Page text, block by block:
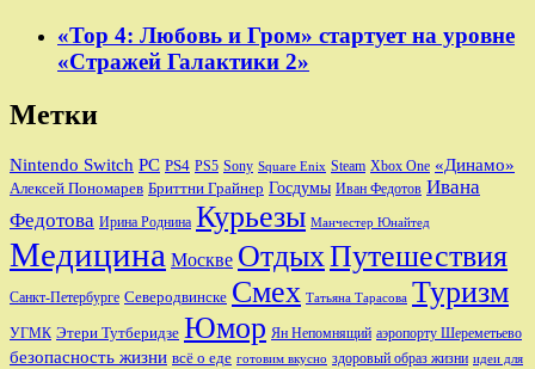
«Тор 4: Любовь и Гром» стартует на уровне
«Стражей Галактики 2»
Метки
Nintendo Switch PC PS4 PS5 Sony Square Enix Steam Xbox One «Динамо»
Алексей Пономарев Бриттни Грайнер Госдумы Иван Федотов Ивана
Федотова Ирина Роднина Курьезы Манчестер Юнайтед
Медицина Москве ОтдыхПутешествия
Санкт-Петербурге Северодвинске Смех Татьяна Тарасова Туризм
УГМК Этери Тутберидзе Юмор Ян Непомнящий аэропорту Шереметьево
безопасность жизни всё о еде готовим вкусно здоровый образ жизни идеи для